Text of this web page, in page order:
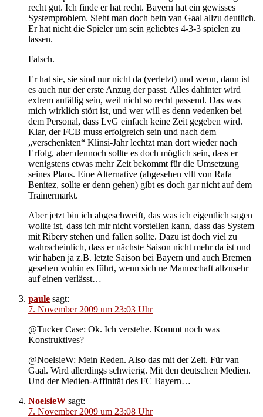
recht gut. Ich finde er hat recht. Bayern hat ein gewisses
Systemproblem. Sieht man doch bein van Gaal allzu deutlich.
Er hat nicht die Spieler um sein geliebtes 4-3-3 spielen zu
lassen.
Falsch.
Er hat sie, sie sind nur nicht da (verletzt) und wenn, dann ist
es auch nur der erste Anzug der passt. Alles dahinter wird
extrem anfällig sein, weil nicht so recht passend. Das was
mich wirklich stört ist, und wer will es denn vedenken bei
dem Personal, dass LvG einfach keine Zeit gegeben wird.
Klar, der FCB muss erfolgreich sein und nach dem
„verschenkten“ Klinsi-Jahr lechtzt man dort wieder nach
Erfolg, aber dennoch sollte es doch möglich sein, dass er
wenigstens etwas mehr Zeit bekommt für die Umsetzung
seines Plans. Eine Alternative (abgesehen vllt von Rafa
Benitez, sollte er denn gehen) gibt es doch gar nicht auf dem
Trainermarkt.
Aber jetzt bin ich abgeschweift, das was ich eigentlich sagen
wollte ist, dass ich mir nicht vorstellen kann, dass das System
mit Ribery stehen und fallen sollte. Dazu ist doch viel zu
wahrscheinlich, dass er nächste Saison nicht mehr da ist und
wir haben ja z.B. letzte Saison bei Bayern und auch Bremen
gesehen wohin es führt, wenn sich ne Mannschaft allzusehr
auf einen verlässt…
paule sagt:
7. November 2009 um 23:03 Uhr
@Tucker Case: Ok. Ich verstehe. Kommt noch was
Konstruktives?
@NoelsieW: Mein Reden. Also das mit der Zeit. Für van
Gaal. Wird allerdings schwierig. Mit den deutschen Medien.
Und der Medien-Affinität des FC Bayern…
NoelsieW sagt:
7. November 2009 um 23:08 Uhr